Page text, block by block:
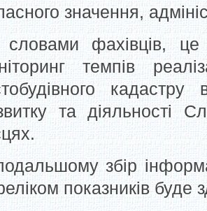
значення,
фахівців, це
темпів
кадастру
та діяльності
збір
показників буде